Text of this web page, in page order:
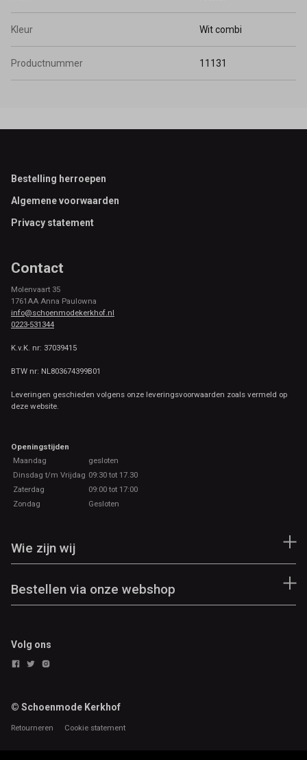
Kleur Wit combi
Productnummer 11131
Footer
Bestelling herroepen
Algemene voorwaarden
Privacy statement
Contact
Molenvaart 35
1761AA Anna Paulowna
info@schoenmodekerkhof.nl
0223-531344
K.v.K. nr: 37039415
BTW nr: NL803674399B01
Leveringen geschieden volgens onze leveringsvoorwaarden zoals vermeld op
deze website.
Openingstijden
Maandag
gesloten
Dinsdag t/m Vrijdag 09:30 tot 17.30
Zaterdag
09:00 tot 17:00
Zondag
Gesloten
Wie zijn wij
Bestellen via onze webshop
Volg ons
© Schoenmode Kerkhof
Retourneren Cookie statement